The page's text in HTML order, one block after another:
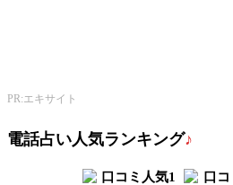
PR:エキサイト
電話占い人気ランキング♪